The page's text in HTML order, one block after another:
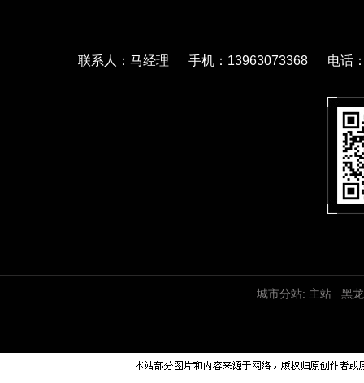
联系人：马经理 手机：13963073368 电话
城市分站: 主站 黑